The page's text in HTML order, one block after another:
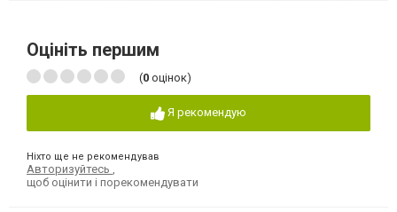
Оцініть першим
(0 оцінок)
Я рекомендую
Ніхто ще не рекомендував
Авторизуйтесь
щоб оцінити і порекомендувати